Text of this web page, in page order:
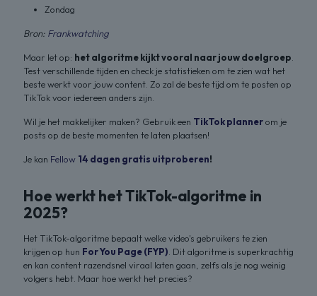
Zondag
Bron: Frankwatching
Maar let op: het algoritme kijkt vooral naar jouw doelgroep
Test verschillende tijden en check je statistieken om te zien wat het
beste werkt voor jouw content. Zo zal de beste tijd om te posten op
TikTok voor iedereen anders zijn.
Wil je het makkelijker maken? Gebruik een TikTok plannerom je
posts op de beste momenten te laten plaatsen!
Je kan Fellow 14 dagen gratis uitproberen!
Hoe werkt het TikTok-algoritme in
2025?
Het TikTok-algoritme bepaalt welke video's gebruikers te zien
krijgen op hun For You Page (FYP) . Dit algoritme is superkrachtig
en kan content razendsnel viraal laten gaan, zelfs als je nog weinig
volgers hebt. Maar hoe werkt het precies?